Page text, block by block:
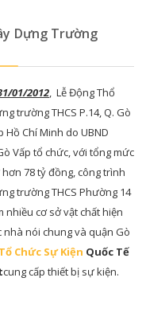
Dựng Trường
01/2012, Lễ Động Thổ
trường THCS P.14, Q. Gò
Hồ Chí Minh do UBND
Vấp tổ chức, với tổng mức
78 tỷ đồng, công trình
trường THCS Phường 14
nhiều cơ sở vật chất hiện
nói chung và quận Gò
Tổ Chức Sự Kiện Quốc Tế
cung cấp thiết bị sự kiện.